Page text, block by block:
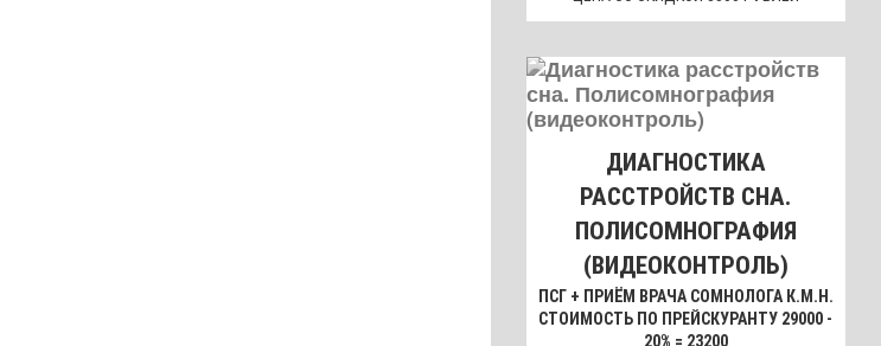
ДИАГНОСТИКА
РАССТРОЙСТВ СНА.
ПОЛИСОМНОГРАФИЯ
(ВИДЕОКОНТРОЛЬ)
ПСГ + ПРИЁМ ВРАЧА СОМНОЛОГА К.М.Н.
СТОИМОСТЬ ПО ПРЕЙСКУРАНТУ 29000 -
20% = 23200